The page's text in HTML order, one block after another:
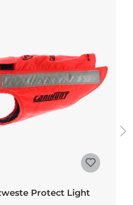
Protect Light